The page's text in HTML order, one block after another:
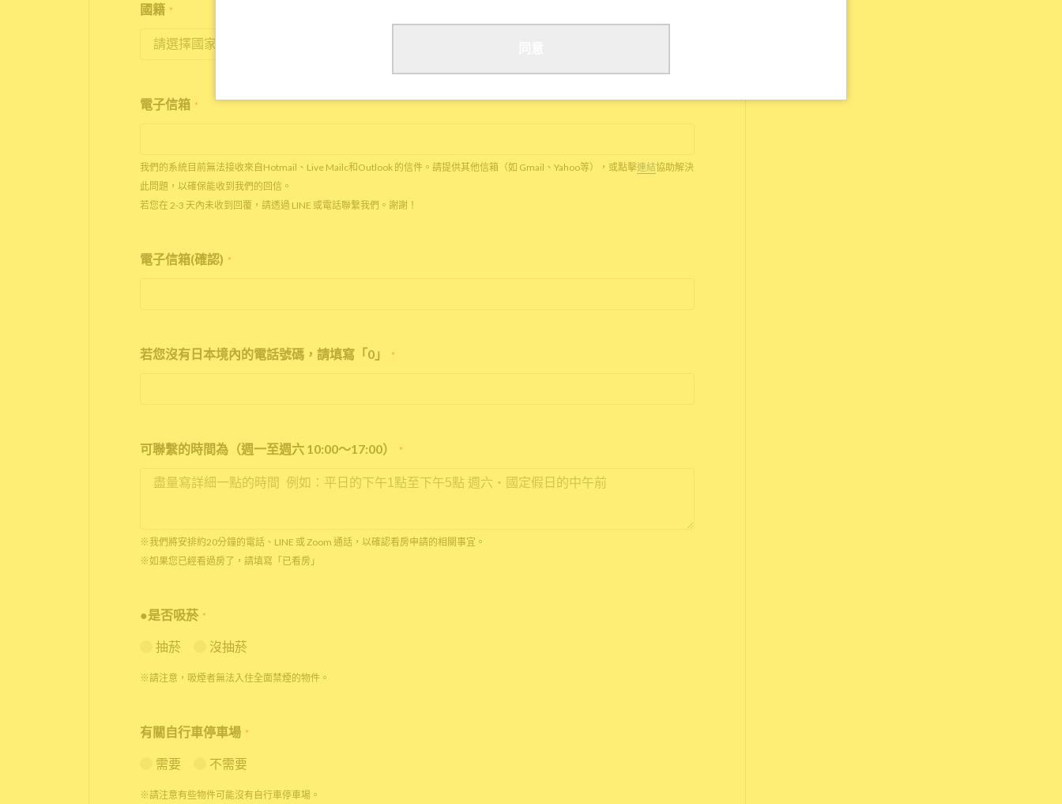
國籍 *
電子信箱 *
我們的系統目前無法接收來自Hotmail、Live Mailc和Outlook 的信件。請提供其他信箱（如 Gmail、Yahoo等），或點擊連結協助解決
此問題，以確保能收到我們的回信。
若您在 2-3 天內未收到回覆，請透過 LINE 或電話聯繫我們。謝謝！
電子信箱(確認) *
若您沒有日本境內的電話號碼，請填寫「0」 *
可聯繫的時間為（週一至週六 10:00～17:00） *
※我們將安排約20分鐘的電話、LINE 或 Zoom 通話，以確認看房申請的相關事宜。
※如果您已經看過房了，請填寫「已看房」
●是否吸菸 *
抽菸 沒抽菸
※請注意，吸煙者無法入住全面禁煙的物件。
有關自行車停車場 *
需要 不需要
※請注意有些物件可能沒有自行車停車場。